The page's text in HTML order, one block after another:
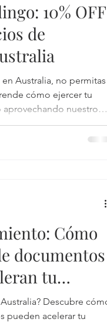
10% OFF
de
en Australia, no permitas
cómo ejercer tu
nuestro
la optimización de tu
Cómo
documentos
tu
Descubre
pueden acelerar tu